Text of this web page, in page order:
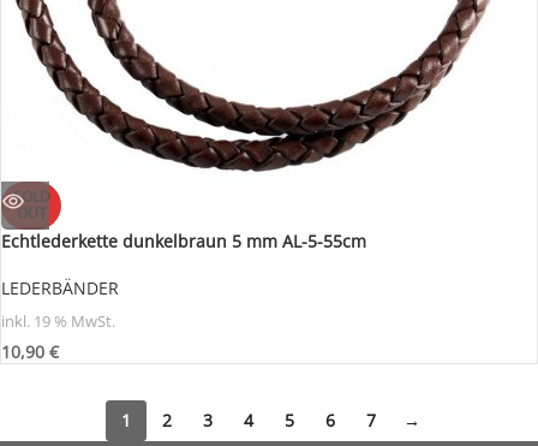
SOLD
OUT
Echtlederkette dunkelbraun 5 mm AL-5-55cm
LEDERBÄNDER
inkl. 19 % MwSt.
10,90 €
1 2 3 4 5 6 7 →